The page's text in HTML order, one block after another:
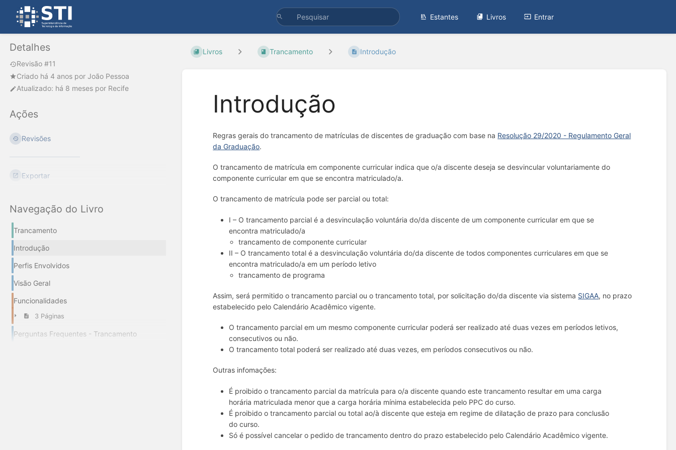
Estantes Livros Entrar
Detalhes
Revisão #11
Criado há 4 anos por João Pessoa
Atualizado: há 8 meses por Recife
Ações
Revisões
Exportar
Navegação do Livro
Trancamento
Introdução
Perfis Envolvidos
Visão Geral
Funcionalidades
3 Páginas
Perguntas Frequentes - Trancamento
Livros Trancamento Introdução
Introdução
Regras gerais do trancamento de matrículas de discentes de graduação com base na Resolução 29/2020 - Regulamento Geral
da Graduação.
O trancamento de matrícula em componente curricular indica que o/a discente deseja se desvincular voluntariamente do
componente curricular em que se encontra matriculado/a.
O trancamento de matrícula pode ser parcial ou total:
I – O trancamento parcial é a desvinculação voluntária do/da discente de um componente curricular em que se
encontra matriculado/a
trancamento de componente curricular
II – O trancamento total é a desvinculação voluntária do/da discente de todos componentes curriculares em que se
encontra matriculado/a em um período letivo
trancamento de programa
Assim, será permitido o trancamento parcial ou o trancamento total, por solicitação do/da discente via sistema SIGAA, no prazo
estabelecido pelo Calendário Acadêmico vigente.
O trancamento parcial em um mesmo componente curricular poderá ser realizado até duas vezes em períodos letivos,
consecutivos ou não.
O trancamento total poderá ser realizado até duas vezes, em períodos consecutivos ou não.
Outras infomações:
É proibido o trancamento parcial da matrícula para o/a discente quando este trancamento resultar em uma carga
horária matriculada menor que a carga horária mínima estabelecida pelo PPC do curso.
É proibido o trancamento parcial ou total ao/à discente que esteja em regime de dilatação de prazo para conclusão
do curso.
Só é possível cancelar o pedido de trancamento dentro do prazo estabelecido pelo Calendário Acadêmico vigente.